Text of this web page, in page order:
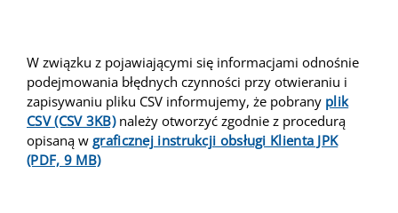
W związku z pojawiającymi się informacjami odnośnie
podejmowania błędnych czynności przy otwieraniu i
zapisywaniu pliku CSV informujemy, że pobrany plik
CSV (CSV 3KB)należy otworzyć zgodnie z procedurą
opisaną w graficznej instrukcji obsługi Klienta JPK
(PDF, 9 MB)